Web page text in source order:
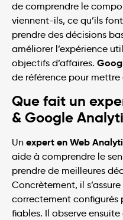
de comprendre le
viennent-ils, ce qu’ils
prendre des décisions
améliorer l’expérience
objectifs d’affaires.
de référence pour
Que fait un
& Google
Un expert en Web
aide à comprendre le
prendre de meilleures
Concrètement, il
correctement configurés
fiables. Il observe